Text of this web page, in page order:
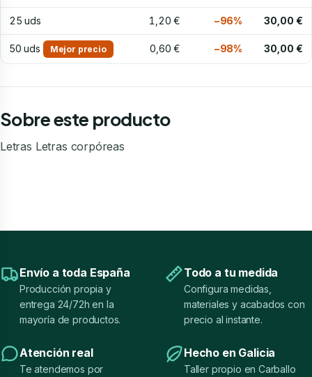
25 uds 1,20 € −96% 30,00 €
50 uds Mejor precio 0,60 € −98% 30,00 €
Sobre este producto
Letras Letras corpóreas
Envío a toda España
Producción propia y
entrega 24/72h en la
mayoría de productos.
Todo a tu medida
Configura medidas,
materiales y acabados con
precio al instante.
Atención real
Te atendemos por
Hecho en Galicia
Taller propio en Carballo